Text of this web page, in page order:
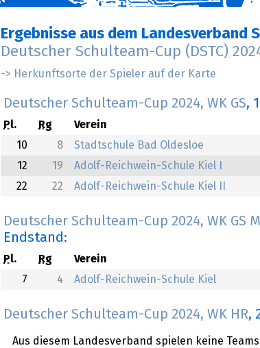
Ergebnisse aus dem Landesverband
Deutscher Schulteam-Cup (DSTC)
-> Herkunftsorte der Spieler auf der Karte
Deutscher Schulteam-Cup 2024, WK GS,
Pl. Rg Verein
10
8 Stadtschule Bad Oldesloe
12
19 Adolf-Reichwein-Schule Kiel I
22
22 Adolf-Reichwein-Schule Kiel II
Deutscher Schulteam-Cup 2024, WK GS M
Endstand:
Pl. Rg Verein
7
4 Adolf-Reichwein-Schule Kiel
Deutscher Schulteam-Cup 2024, WK HR,
Aus diesem Landesverband spielen keine